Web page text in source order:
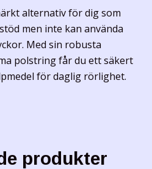
alternativ för dig som
men inte kan använda
Med sin robusta
polstring får du ett säkert
för daglig rörlighet.
produkter